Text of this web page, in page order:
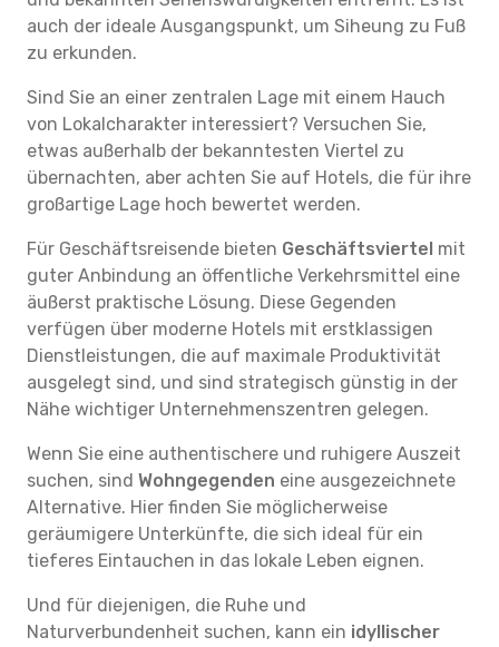
auch der ideale Ausgangspunkt, um Siheung zu Fuß
zu erkunden.
Sind Sie an einer zentralen Lage mit einem Hauch
von Lokalcharakter interessiert? Versuchen Sie,
etwas außerhalb der bekanntesten Viertel zu
übernachten, aber achten Sie auf Hotels, die für ihre
großartige Lage hoch bewertet werden.
Für Geschäftsreisende bieten Geschäftsviertel mit
guter Anbindung an öffentliche Verkehrsmittel eine
äußerst praktische Lösung. Diese Gegenden
verfügen über moderne Hotels mit erstklassigen
Dienstleistungen, die auf maximale Produktivität
ausgelegt sind, und sind strategisch günstig in der
Nähe wichtiger Unternehmenszentren gelegen.
Wenn Sie eine authentischere und ruhigere Auszeit
suchen, sind Wohngegenden eine ausgezeichnete
Alternative. Hier finden Sie möglicherweise
geräumigere Unterkünfte, die sich ideal für ein
tieferes Eintauchen in das lokale Leben eignen.
Und für diejenigen, die Ruhe und
Naturverbundenheit suchen, kann ein idyllischer